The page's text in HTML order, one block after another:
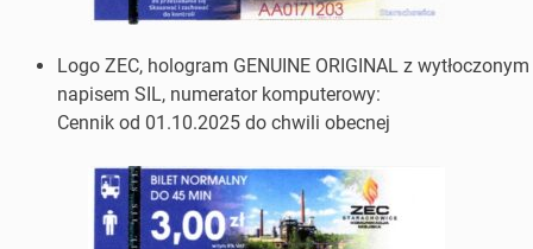
Logo ZEC, hologram GENUINE ORIGINAL z wytłoczonym
napisem SIL, numerator komputerowy:
Cennik od 01.10.2025 do chwili obecnej